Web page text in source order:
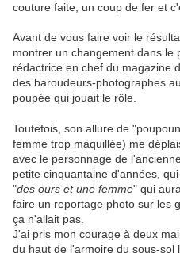
couture faite, un coup de fer et
Avant de vous faire voir le
montrer un changement dans le
rédactrice en chef du magazine
des baroudeurs-photographes
poupée qui jouait le rôle.
Toutefois, son allure de
femme trop maquillée) me
avec le personnage de
petite cinquantaine d'années,
"des ours et une femme" qui
faire un reportage photo sur les
ça n'allait pas.
J'ai pris mon courage à deux
du haut de l'armoire du sous-sol